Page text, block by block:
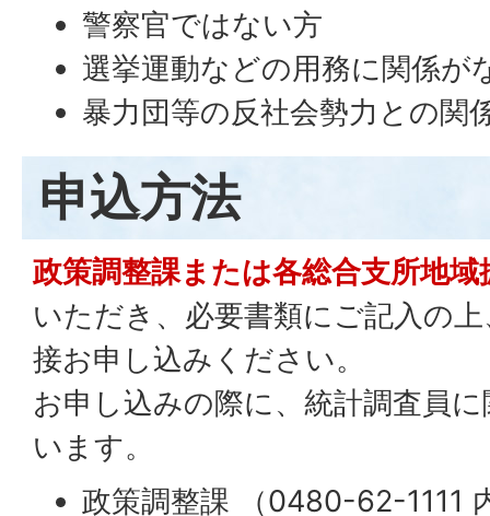
警察官ではない方
選挙運動などの用務に関係が
暴力団等の反社会勢力との関
申込方法
政策調整課または各総合支所地
いただき、必要書類にご記入の
接お申し込みください。
お申し込みの際に、統計調査員
います。
政策調整課 （0480-62-1111